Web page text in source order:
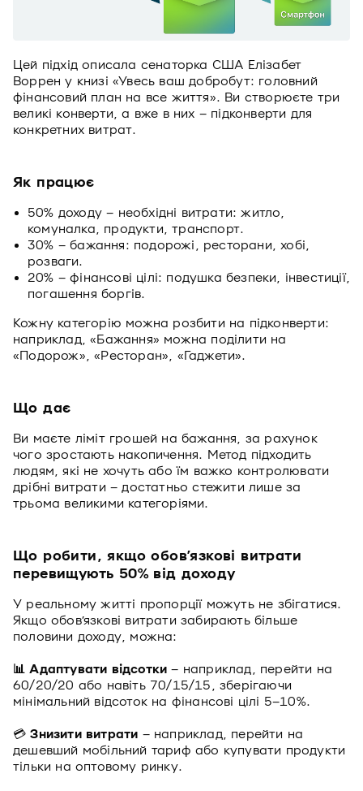
Цей підхід описала сенаторка США Елізабет
Воррен у книзі «Увесь ваш добробут: головний
фінансовий план на все життя». Ви створюєте три
великі конверти, а вже в них – підконверти для
конкретних витрат.
Як працює
50% доходу – необхідні витрати: житло,
комуналка, продукти, транспорт.
30% – бажання: подорожі, ресторани, хобі,
розваги.
20% – фінансові цілі: подушка безпеки, інвестиції,
погашення боргів.
Кожну категорію можна розбити на підконверти:
наприклад, «Бажання» можна поділити на
«Подорож», «Ресторан», «Гаджети».
Що дає
Ви маєте ліміт грошей на бажання, за рахунок
чого зростають накопичення. Метод підходить
людям, які не хочуть або їм важко контролювати
дрібні витрати – достатньо стежити лише за
трьома великими категоріями.
Що робити, якщо обов’язкові витрати
перевищують 50% від доходу
У реальному житті пропорції можуть не збігатися.
Якщо обов’язкові витрати забирають більше
половини доходу, можна:
📊 Адаптувати відсотки – наприклад, перейти на
60/20/20 або навіть 70/15/15, зберігаючи
мінімальний відсоток на фінансові цілі 5–10%.
💳Знизити витрати – наприклад, перейти на
дешевший мобільний тариф або купувати продукти
тільки на оптовому ринку.